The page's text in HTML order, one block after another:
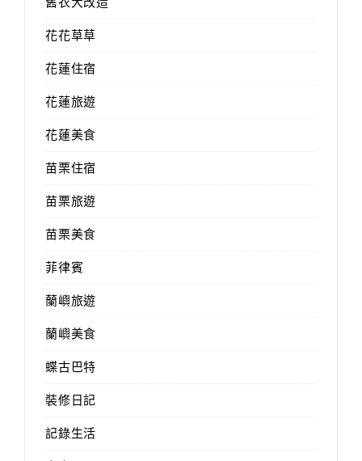
花花草草
花蓮住宿
花蓮旅遊
花蓮美食
苗栗住宿
苗栗旅遊
苗栗美食
菲律賓
蘭嶼旅遊
蘭嶼美食
蝶古巴特
裝修日記
記錄生活